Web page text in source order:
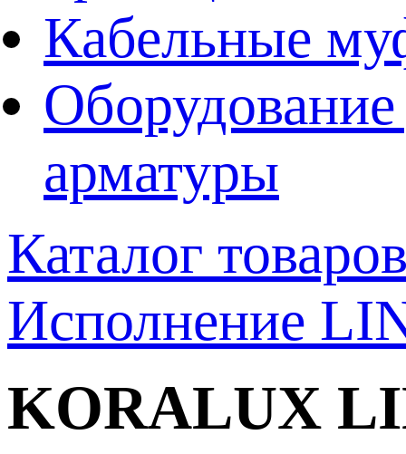
Кабельные
арматуры
Каталог
Исполнение
KORALUX